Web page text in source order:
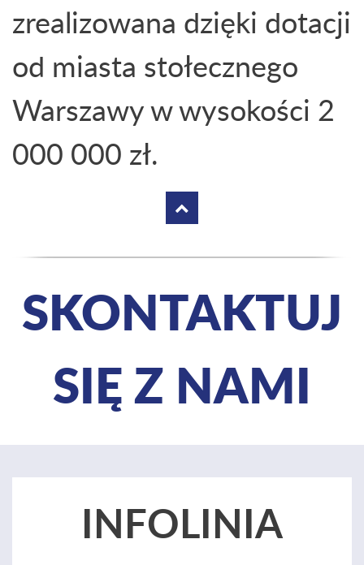
zrealizowana dzięki dotacji
od miasta stołecznego
Warszawy w wysokości 2
000 000 zł.
SKONTAKTUJ
SIĘ Z NAMI
INFOLINIA